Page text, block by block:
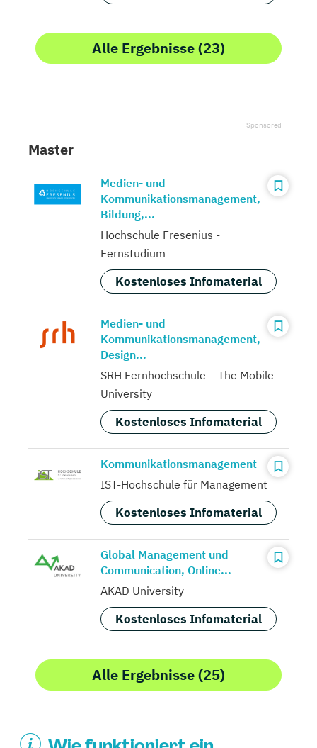
Alle Ergebnisse (23)
Master
Medien- und
Kommunikationsmanagement,
Bildung,...
Hochschule Fresenius -
Fernstudium
Kostenloses Infomaterial
Medien- und
Kommunikationsmanagement,
Design...
SRH Fernhochschule – The Mobile
University
Kostenloses Infomaterial
Kommunikationsmanagement
IST-Hochschule für Management
Kostenloses Infomaterial
Global Management und
Communication, Online...
AKAD University
Kostenloses Infomaterial
Alle Ergebnisse (25)